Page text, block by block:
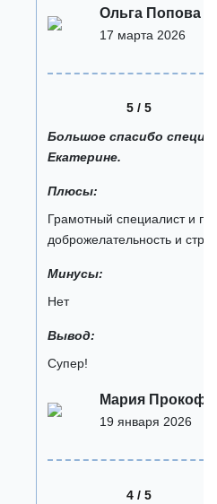
Ольга Попова
17 марта 2026
5 / 5
Большое спасибо
Екатерине.
Плюсы:
Грамотный специалист и
доброжелательность и
Минусы:
Нет
Вывод:
Супер!
Мария
19 января 2026
4 / 5